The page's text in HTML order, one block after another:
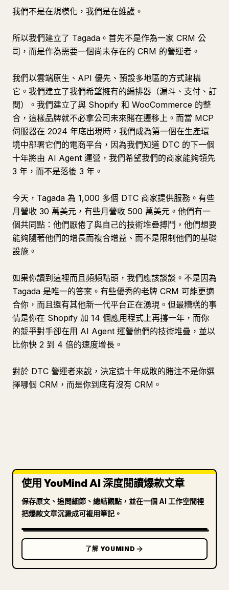
我們不是在規模化，我們是在維護。
所以我們建立了 Tagada。首先不是作為一家 CRM 公
司，而是作為需要一個尚未存在的 CRM 的營運者。
我們以雲端原生、API 優先、預設多地區的方式建構
它。我們建立了我們希望擁有的編排器（漏斗、支付、訂
閱）。我們建立了與 Shopify 和 WooCommerce 的整
合，這樣品牌就不必拿公司未來賭在遷移上。而當 MCP
伺服器在 2024 年底出現時，我們成為第一個在生產環
境中部署它們的電商平台，因為我們知道 DTC 的下一個
十年將由 AI Agent 運營，我們希望我們的商家能夠領先
3 年，而不是落後 3 年。
今天，Tagada 為 1,000 多個 DTC 商家提供服務。有些
月營收 30 萬美元，有些月營收 500 萬美元。他們有一
個共同點：他們厭倦了與自己的技術堆疊搏鬥，他們想要
能夠隨著他們的增長而複合增益、而不是限制他們的基礎
設施。
如果你讀到這裡而且頻頻點頭，我們應該談談。不是因為
Tagada 是唯一的答案。有些優秀的老牌 CRM 可能更適
合你，而且還有其他新一代平台正在湧現。但最糟糕的事
情是你在 Shopify 加 14 個應用程式上再撐一年，而你
的競爭對手卻在用 AI Agent 運營他們的技術堆疊，並以
比你快 2 到 4 倍的速度增長。
對於 DTC 營運者來說，決定這十年成敗的賭注不是你選
擇哪個 CRM，而是你到底有沒有 CRM。
使用 YouMind AI 深度閱讀爆款文章
保存原文、追問細節、總結觀點，並在一個 AI 工作空間裡
把爆款文章沉澱成可複用筆記。
了解 YOUMIND